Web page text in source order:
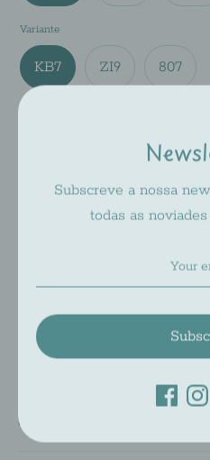
Variante
KB7 ZI9 807
Add
Check availability at other
Subscreve a nossa
todas as